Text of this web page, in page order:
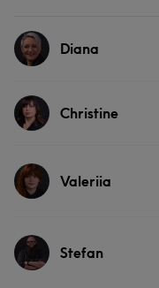
Diana
ServicesChristine
Services
Valeriia
Services
Stefan